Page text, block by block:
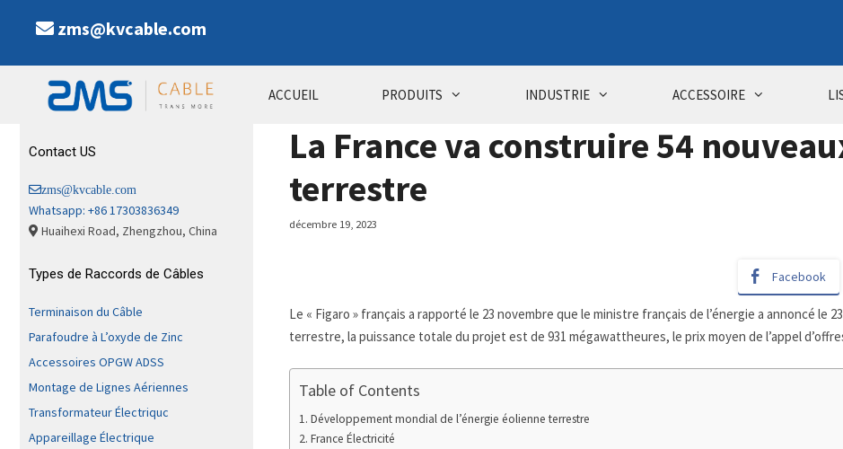
zms@kvcable.com
ACCUEIL PRODUITS INDUSTRIE ACCESSOIRE
La France va construire 54
terrestre
décembre 19, 2023
Facebook
Le « Figaro » français a rapporté le 23 novembre que le ministre français de l’énergie a annoncé le
terrestre, la puissance totale du projet est de 931 mégawattheures, le prix moyen de l’appel
Table of Contents
Développement mondial de l’énergie éolienne terrestre
France Électricité
Contact US
zms@kvcable.com
Whatsapp: +86 17303836349
Huaihexi Road, Zhengzhou, China
Types de Raccords de Câbles
Terminaison du Câble
Parafoudre à L’oxyde de Zinc
Accessoires OPGW ADSS
Montage de Lignes Aériennes
Transformateur Électriquc
Appareillage Électrique